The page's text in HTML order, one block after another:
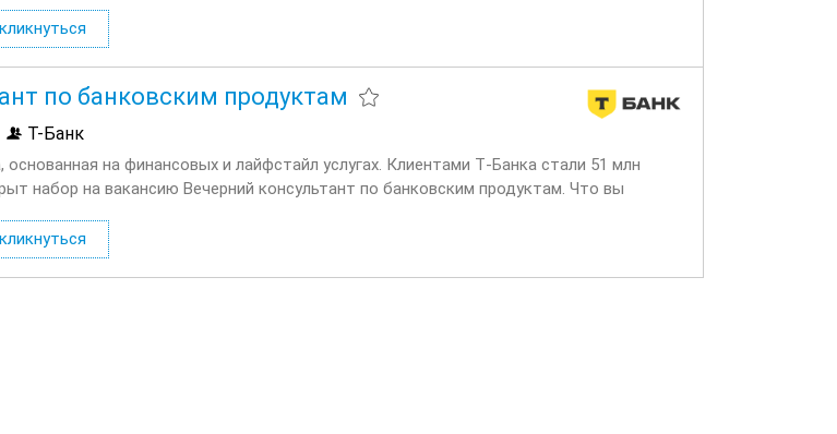
по банковским продуктам
Т-Банк
на финансовых и лайфстайл услугах. Клиентами Т‑Банка стали 51 млн
набор на вакансию Вечерний консультант по банковским продуктам. Что вы